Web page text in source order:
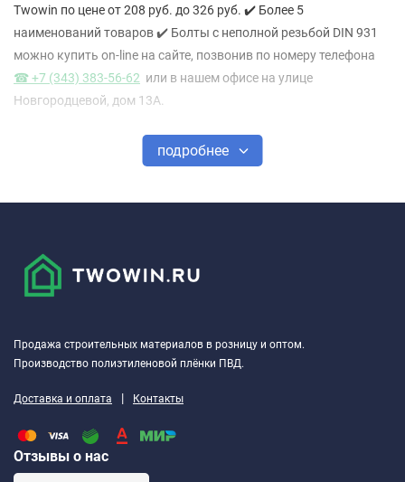
Twowin по цене от 208 руб. до 326 руб. ✔️ Более 5
наименований товаров ✔️ Болты с неполной резьбой DIN 931
можно купить on-line на сайте, позвонив по номеру телефона
☎ +7 (343) 383-56-62 или в нашем офисе на улице
Новгородцевой, дом 13А.
подробнее
Продажа строительных материалов в розницу и оптом.
Производство полиэтиленовой плёнки ПВД.
Доставка и оплата | Контакты
Отзывы о нас